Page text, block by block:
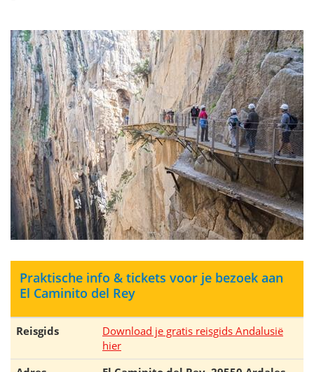
Praktische info & tickets voor je bezoek aan
El Caminito del Rey
Reisgids
Download je gratis reisgids Andalusië
hier